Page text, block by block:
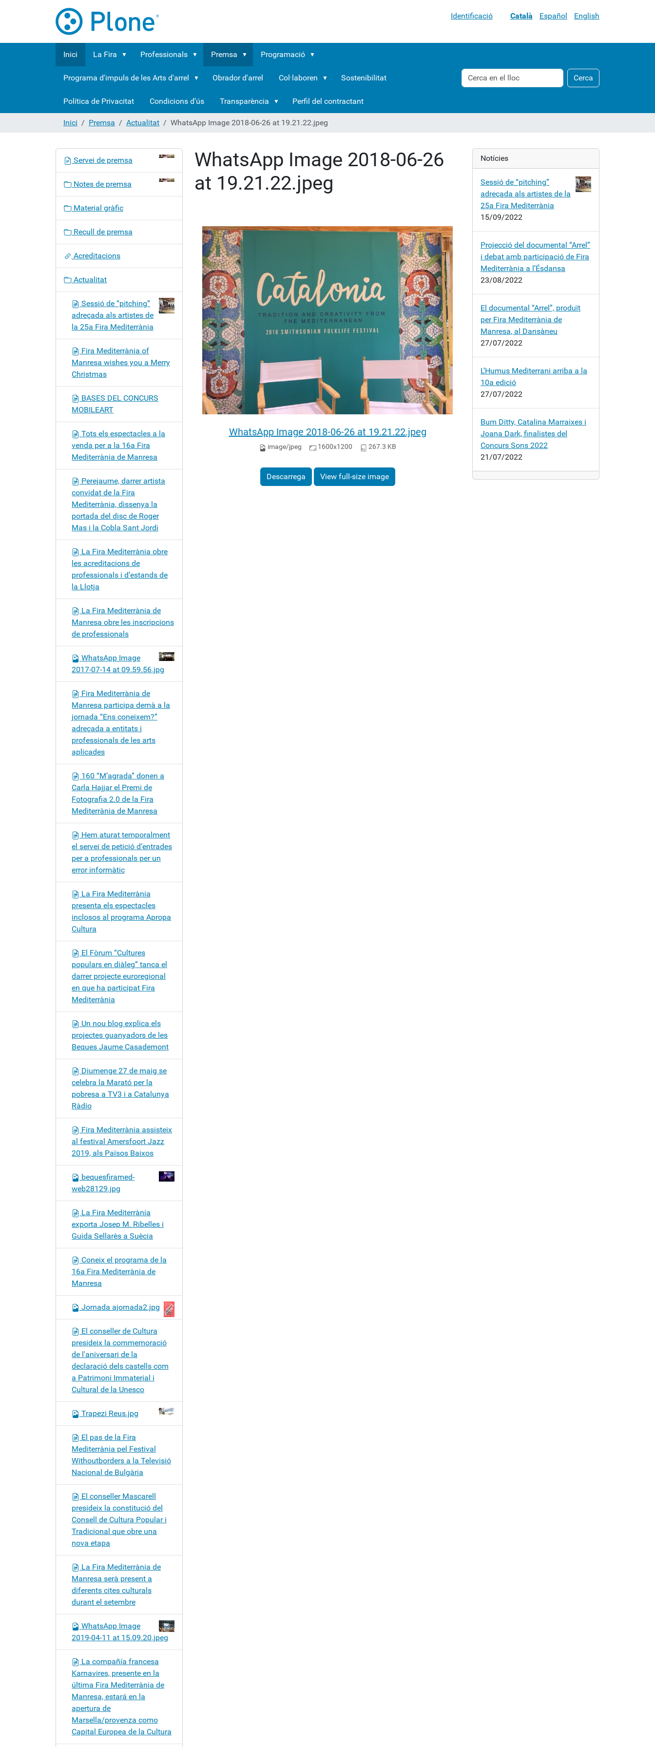
Identificació Català Español English
Inici La Fira Professionals Premsa Programació
Programa d'impuls de les Arts d'arrel Obrador d'arrel Col·laboren Sostenibilitat
Política de Privacitat Condicions d’ús Transparència Perfil del contractant
Cerca Cerca
Cerca
avançada…
Inici Premsa Actualitat WhatsApp Image 2018-06-26 at 19.21.22.jpeg
WhatsApp Image 2018-06-26
at 19.21.22.jpeg
WhatsApp Image 2018-06-26 at 19.21.22.jpeg
image/jpeg 1600x1200 267.3 KB
Descarrega View full-size image
ó
Servei de premsa
Notes de premsa
Material gràfic
Recull de premsa
Acreditacions
Actualitat
Sessió de “pitching”
adreçada als artistes de
la 25a Fira Mediterrània
Fira Mediterrània of
Manresa wishes you a Merry
Christmas
BASES DEL CONCURS
MOBILEART
Tots els espectacles a la
venda per a la 16a Fira
Mediterrània de Manresa
Perejaume, darrer artista
convidat de la Fira
Mediterrània, dissenya la
portada del disc de Roger
Mas i la Cobla Sant Jordi
La Fira Mediterrània obre
les acreditacions de
professionals i d’estands de
la Llotja
La Fira Mediterrània de
Manresa obre les inscripcions
de professionals
WhatsApp Image
2017-07-14 at 09.59.56.jpg
Fira Mediterrània de
Manresa participa demà a la
jornada “Ens coneixem?”
adreçada a entitats i
professionals de les arts
aplicades
160 “M’agrada” donen a
Carla Hajjar el Premi de
Fotografia 2.0 de la Fira
Mediterrània de Manresa
Hem aturat temporalment
el servei de petició d’entrades
per a professionals per un
error informàtic
La Fira Mediterrània
presenta els espectacles
inclosos al programa Apropa
Cultura
El Fòrum “Cultures
populars en diàleg” tanca el
darrer projecte euroregional
en que ha participat Fira
Mediterrània
Un nou blog explica els
projectes guanyadors de les
Beques Jaume Casademont
Diumenge 27 de maig se
celebra la Marató per la
pobresa a TV3 i a Catalunya
Ràdio
Fira Mediterrània assisteix
al festival Amersfoort Jazz
2019, als Països Baixos
bequesfiramed-
web28129.jpg
La Fira Mediterrània
exporta Josep M. Ribelles i
Guida Sellarès a Suècia
Coneix el programa de la
16a Fira Mediterrània de
Manresa
Jornada ajornada2.jpg
El conseller de Cultura
presideix la commemoració
de l'aniversari de la
declaració dels castells com
a Patrimoni Immaterial i
Cultural de la Unesco
Trapezi Reus.jpg
El pas de la Fira
Mediterrània pel Festival
Withoutborders a la Televisió
Nacional de Bulgària
El conseller Mascarell
presideix la constitució del
Consell de Cultura Popular i
Tradicional que obre una
nova etapa
La Fira Mediterrània de
Manresa serà present a
diferents cites culturals
durant el setembre
WhatsApp Image
2019-04-11 at 15.09.20.jpeg
La compañía francesa
Karnavires, presente en la
última Fira Mediterrània de
Manresa, estará en la
apertura de
Marsella/provenza como
Capital Europea de la Cultura
Notícies
Sessió de “pitching”
adreçada als artistes de la
25a Fira Mediterrània
15/09/2022
Projecció del documental “Arrel”
i debat amb participació de Fira
Mediterrània a l’Ésdansa
23/08/2022
El documental “Arrel”, produït
per Fira Mediterrània de
Manresa, al Dansàneu
27/07/2022
L’Humus Mediterrani arriba a la
10a edició
27/07/2022
Bum Ditty, Catalina Marraixes i
Joana Dark, finalistes del
Concurs Sons 2022
21/07/2022